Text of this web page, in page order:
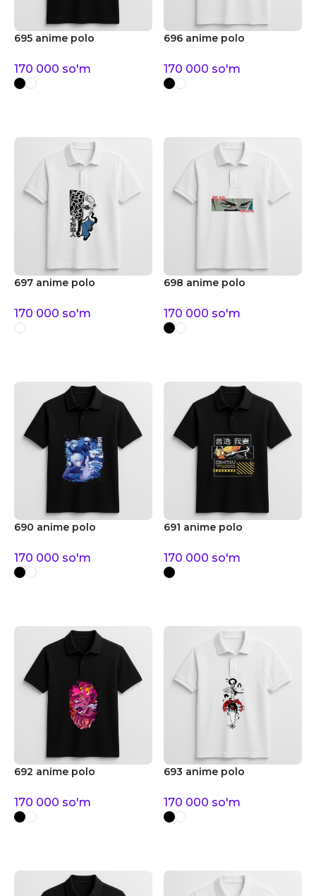
695 anime polo
170 000 so'm
696 anime polo
170 000 so'm
697 anime polo
170 000 so'm
698 anime polo
170 000 so'm
690 anime polo
170 000 so'm
691 anime polo
170 000 so'm
692 anime polo
170 000 so'm
693 anime polo
170 000 so'm